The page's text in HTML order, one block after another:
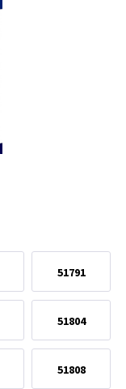
51791
51804
51808